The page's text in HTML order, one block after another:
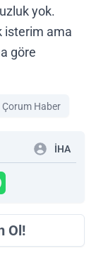
yok.
isterim ama
göre
Çorum Haber
İHA
Ol!